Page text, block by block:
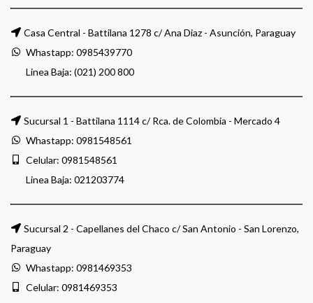
Casa Central - Battilana 1278 c/ Ana Diaz - Asunción, Paraguay
Whastapp: 0985439770
Linea Baja: (021) 200 800
Sucursal 1 - Battilana 1114 c/ Rca. de Colombia - Mercado 4
Whastapp: 0981548561
Celular: 0981548561
Linea Baja: 021203774
Sucursal 2 - Capellanes del Chaco c/ San Antonio - San Lorenzo,
Paraguay
Whastapp: 0981469353
Celular: 0981469353